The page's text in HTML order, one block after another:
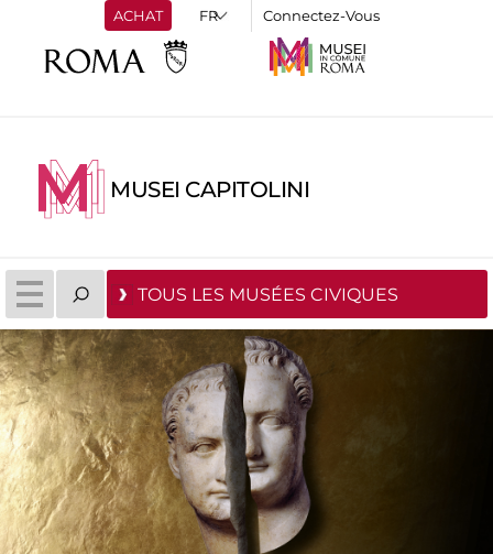
ACHAT Connectez-Vous
MUSEI CAPITOLINI
TOUS LES MUSÉES CIVIQUES